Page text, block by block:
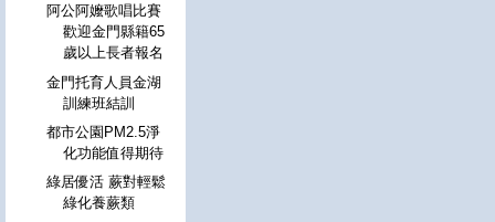
阿公阿嬤歌唱比賽
歡迎金門縣籍65
歲以上長者報名
金門托育人員金湖
訓練班結訓
都市公園PM2.5淨
化功能值得期待
綠居優活 蕨對輕鬆
綠化養蕨類